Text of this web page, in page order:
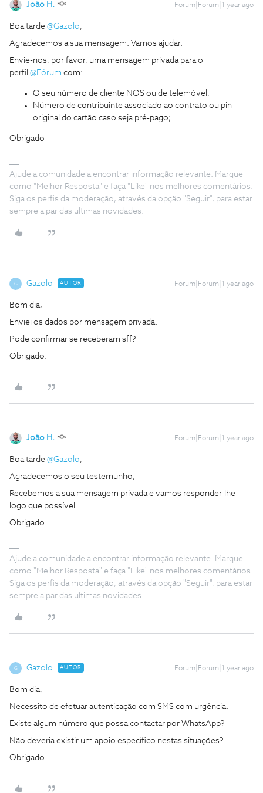
João H. Forum|Forum|1 year ago
Boa tarde @Gazolo,
Agradecemos a sua mensagem. Vamos ajudar.
Envie-nos, por favor, uma mensagem privada para o
perfil @Fórum com:
O seu número de cliente NOS ou de telemóvel;
Número de contribuinte associado ao contrato ou pin
original do cartão caso seja pré-pago;
Obrigado
Ajude a comunidade a encontrar informação relevante. Marque
como "Melhor Resposta" e faça "Like" nos melhores comentários.
Siga os perfis da moderação, através da opção "Seguir", para estar
sempre a par das ultimas novidades.
G Gazolo AUTOR Forum|Forum|1 year ago
Bom dia,
Enviei os dados por mensagem privada.
Pode confirmar se receberam sff?
Obrigado.
João H. Forum|Forum|1 year ago
Boa tarde @Gazolo,
Agradecemos o seu testemunho,
Recebemos a sua mensagem privada e vamos responder-lhe
logo que possível.
Obrigado
Ajude a comunidade a encontrar informação relevante. Marque
como "Melhor Resposta" e faça "Like" nos melhores comentários.
Siga os perfis da moderação, através da opção "Seguir", para estar
sempre a par das ultimas novidades.
G Gazolo AUTOR Forum|Forum|1 year ago
Bom dia,
Necessito de efetuar autenticação com SMS com urgência.
Existe algum número que possa contactar por WhatsApp?
Não deveria existir um apoio específico nestas situações?
Obrigado.